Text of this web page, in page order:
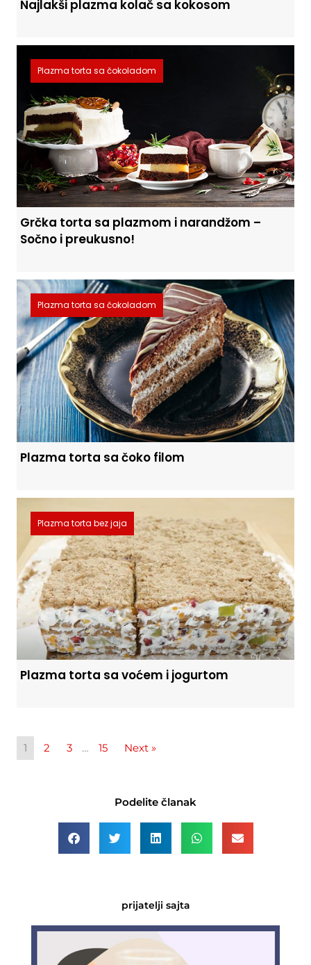
Najlakši plazma kolač sa kokosom
Plazma torta sa čokoladom
Grčka torta sa plazmom i narandžom –
Sočno i preukusno!
Plazma torta sa čokoladom
Plazma torta sa čoko filom
Plazma torta bez jaja
Plazma torta sa voćem i jogurtom
1 2 3 … 15 Next »
Podelite članak
prijatelji sajta